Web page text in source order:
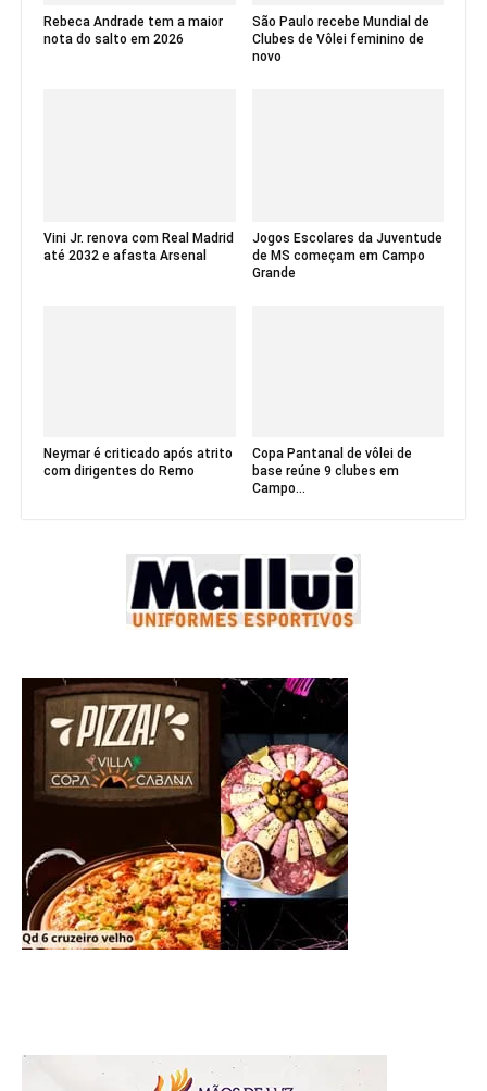
Rebeca Andrade tem a maior
nota do salto em 2026
São Paulo recebe Mundial de
Clubes de Vôlei feminino de
novo
Vini Jr. renova com Real Madrid
até 2032 e afasta Arsenal
Jogos Escolares da Juventude
de MS começam em Campo
Grande
Neymar é criticado após atrito
com dirigentes do Remo
Copa Pantanal de vôlei de
base reúne 9 clubes em
Campo...